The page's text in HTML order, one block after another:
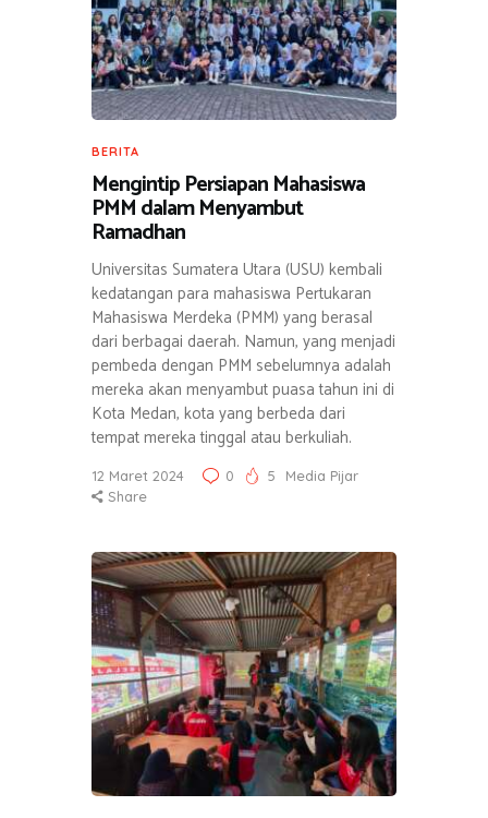
BERITA
Mengintip Persiapan Mahasiswa
PMM dalam Menyambut
Ramadhan
Universitas Sumatera Utara (USU) kembali
kedatangan para mahasiswa Pertukaran
Mahasiswa Merdeka (PMM) yang berasal
dari berbagai daerah. Namun, yang menjadi
pembeda dengan PMM sebelumnya adalah
mereka akan menyambut puasa tahun ini di
Kota Medan, kota yang berbeda dari
tempat mereka tinggal atau berkuliah.
12 Maret 2024 0 5
Media Pijar
Share